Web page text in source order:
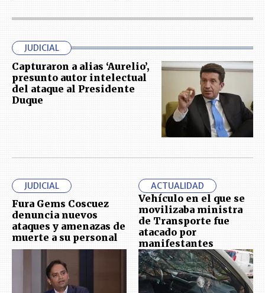
JUDICIAL
Capturaron a alias ‘Aurelio’,
presunto autor intelectual
del ataque al Presidente
Duque
JUDICIAL
Fura Gems Coscuez
denuncia nuevos
ataques y amenazas de
muerte a su personal
ACTUALIDAD
Vehículo en el que se
movilizaba ministra
de Transporte fue
atacado por
manifestantes